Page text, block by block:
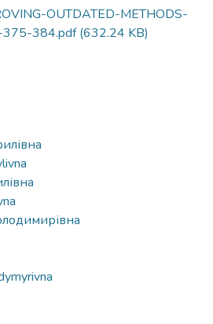
OUTDATED-METHODS-
375-384.pdf(632.24 KB)